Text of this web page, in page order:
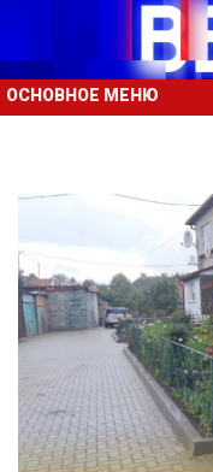
ОСНОВНОЕ МЕНЮ